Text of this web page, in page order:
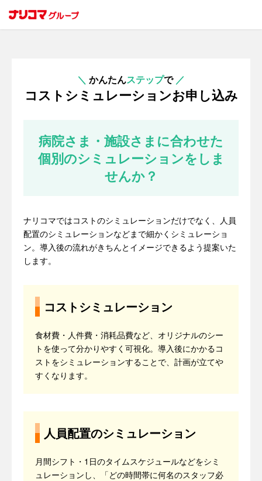
＼ かんたんステップで ／
コストシミュレーションお申し込み
病院さま・施設さまに合わせた
個別のシミュレーションをしま
せんか？
ナリコマではコストのシミュレーションだけでなく、人員
配置のシミュレーションなどまで細かくシミュレーショ
ン。導入後の流れがきちんとイメージできるよう提案いた
します。
コストシミュレーション
食材費・人件費・消耗品費など、オリジナルのシー
トを使って分かりやすく可視化。導入後にかかるコ
ストをシミュレーションすることで、計画が立てや
すくなります。
人員配置のシミュレーション
月間シフト・1日のタイムスケジュールなどをシミ
ュレーションし、「どの時間帯に何名のスタッフ必